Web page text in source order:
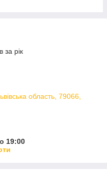
за рік
область, 79066,
19:00